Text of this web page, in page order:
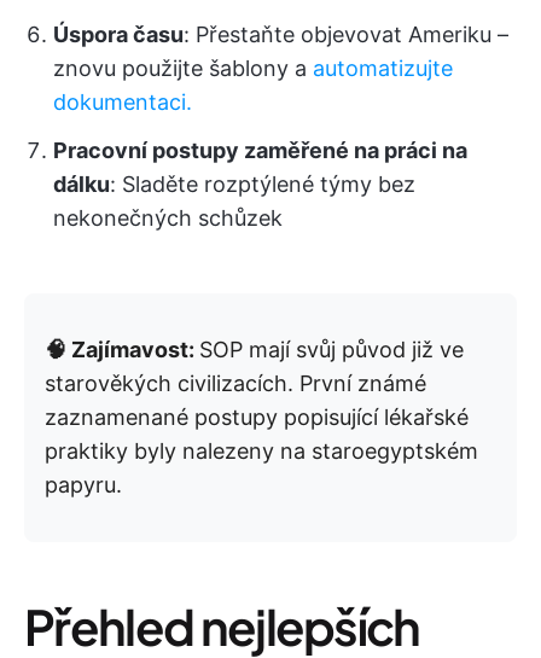
Úspora času: Přestaňte objevovat Ameriku –
znovu použijte šablony a automatizujte
dokumentaci.
Pracovní postupy zaměřené na práci na
dálku: Sladěte rozptýlené týmy bez
nekonečných schůzek
🧠 Zajímavost: SOP mají svůj původ již ve
starověkých civilizacích. První známé
zaznamenané postupy popisující lékařské
praktiky byly nalezeny na staroegyptském
papyru.
Přehled nejlepších